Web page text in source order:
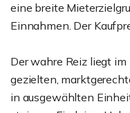
eine breite
Einnahmen. Der
Der wahre Reiz liegt
gezielten,
in ausgewählten